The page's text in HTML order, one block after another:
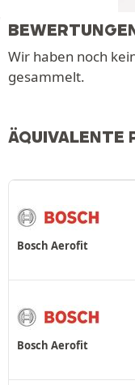
Wir haben noch
gesammelt.
ÄQUIVALENTE
Bosch Aerofit
Bosch Aerofit